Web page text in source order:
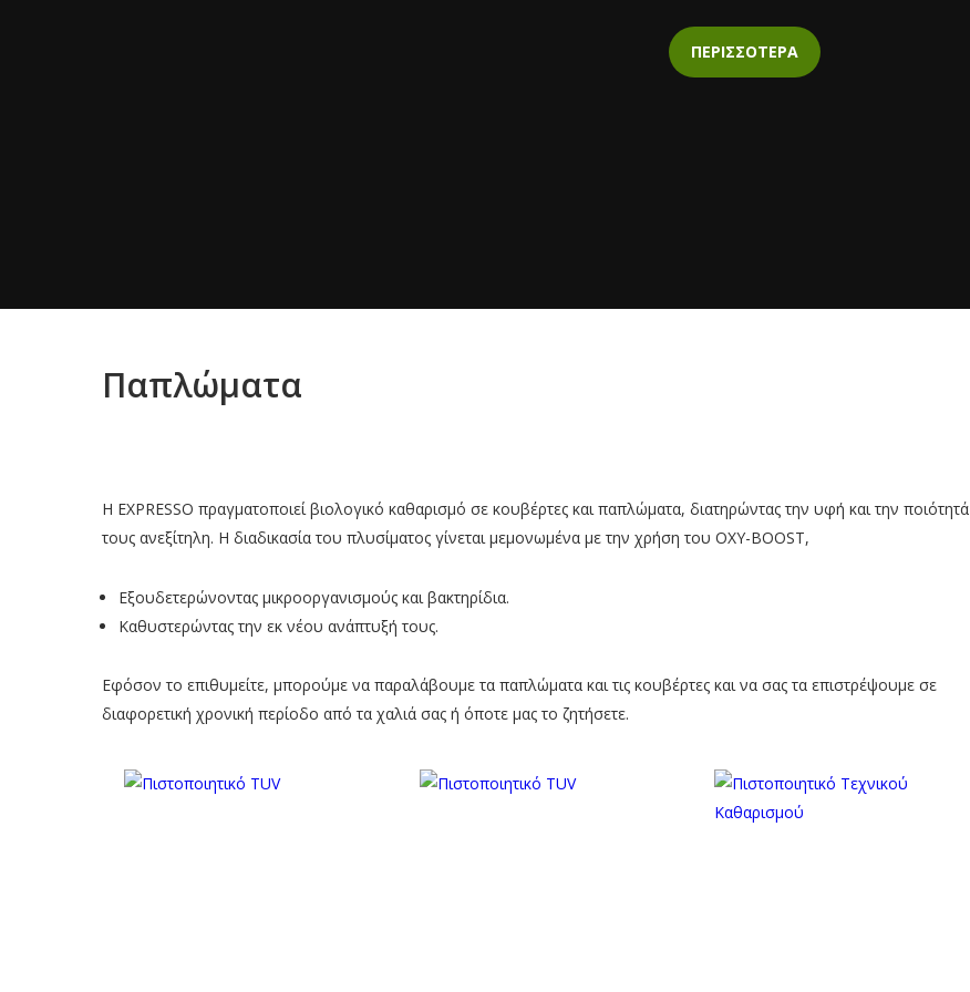
ΠΕΡΙΣΣΟΤΕΡΑ
Παπλώματα
Η EXPRESSO πραγματοποιεί βιολογικό καθαρισμό σε κουβέρτες και παπλώματα, διατηρώντας την υφή και την ποιότητά
τους ανεξίτηλη. Η διαδικασία του πλυσίματος γίνεται μεμονωμένα με την χρήση του OXY-BOOST,
Εξουδετερώνοντας μικροοργανισμούς και βακτηρίδια.
Καθυστερώντας την εκ νέου ανάπτυξή τους.
Εφόσον το επιθυμείτε, μπορούμε να παραλάβουμε τα παπλώματα και τις κουβέρτες και να σας τα επιστρέψουμε σε
διαφορετική χρονική περίοδο από τα χαλιά σας ή όποτε μας το ζητήσετε.